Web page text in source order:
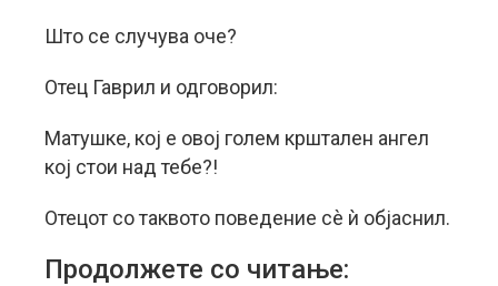
Што се случува оче?
Отец Гаврил и одговорил:
Матушке, кој е овој голем крштален ангел
кој стои над тебе?!
Отецот со таквото поведение сè ѝ објаснил.
Продолжете со читање: